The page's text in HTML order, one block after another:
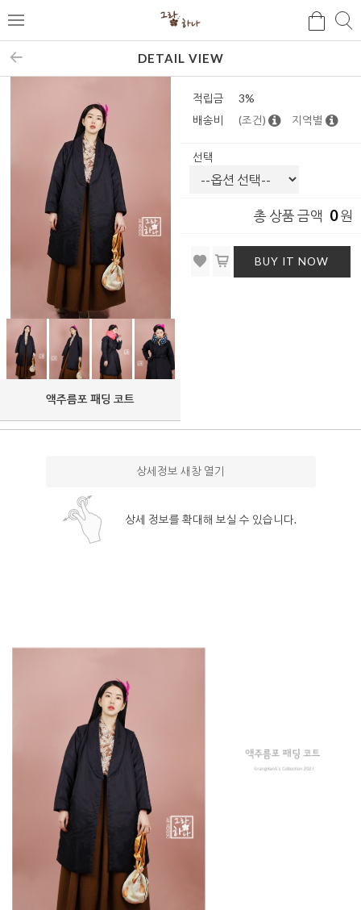
메
뉴
색
검
DETAIL VIEW
액주름포 패딩 코트
적립금
3%
배송비
(조건) 지역별
선택
총 상품 금액 0원
BUY IT NOW
상세정보 새창 열기
상세 정보를 확대해 보실 수 있습니다.